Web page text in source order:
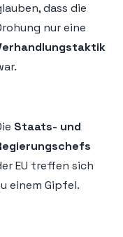
dass die
nur eine
Staats- und
EU treffen sich
einem Gipfel.